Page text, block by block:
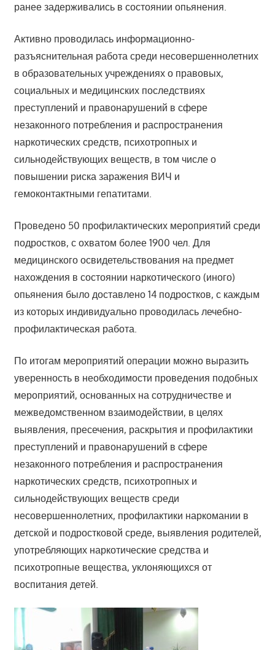
ранее задерживались в состоянии опьянения.
Активно проводилась информационно-
разъяснительная работа среди несовершеннолетних
в образовательных учреждениях о правовых,
социальных и медицинских последствиях
преступлений и правонарушений в сфере
незаконного потребления и распространения
наркотических средств, психотропных и
сильнодействующих веществ, в том числе о
повышении риска заражения ВИЧ и
гемоконтактными гепатитами.
Проведено 50 профилактических мероприятий среди
подростков, с охватом более 1900 чел. Для
медицинского освидетельствования на предмет
нахождения в состоянии наркотического (иного)
опьянения было доставлено 14 подростков, с каждым
из которых индивидуально проводилась лечебно-
профилактическая работа.
По итогам мероприятий операции можно выразить
уверенность в необходимости проведения подобных
мероприятий, основанных на сотрудничестве и
межведомственном взаимодействии, в целях
выявления, пресечения, раскрытия и профилактики
преступлений и правонарушений в сфере
незаконного потребления и распространения
наркотических средств, психотропных и
сильнодействующих веществ среди
несовершеннолетних, профилактики наркомании в
детской и подростковой среде, выявления родителей,
употребляющих наркотические средства и
психотропные вещества, уклоняющихся от
воспитания детей.